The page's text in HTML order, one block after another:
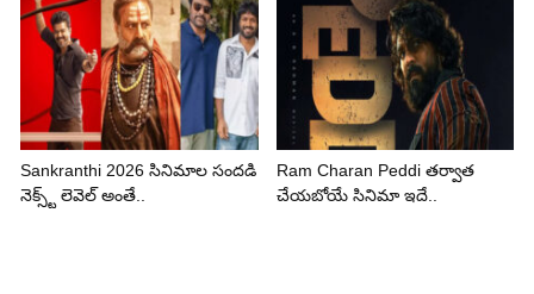
Sankranthi 2026 సినిమాల సందడి
నెక్స్ట్ లెవెల్ అంతే..
Ram Charan Peddi తర్వాత
చేయబోయే సినిమా ఇదే..